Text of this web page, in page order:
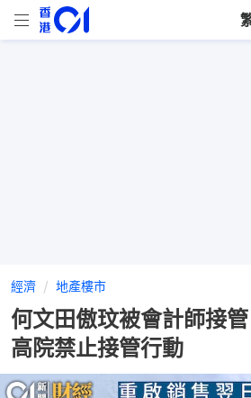
經濟 地產樓市
何文田傲玟被會計師接
高院禁止接管行動